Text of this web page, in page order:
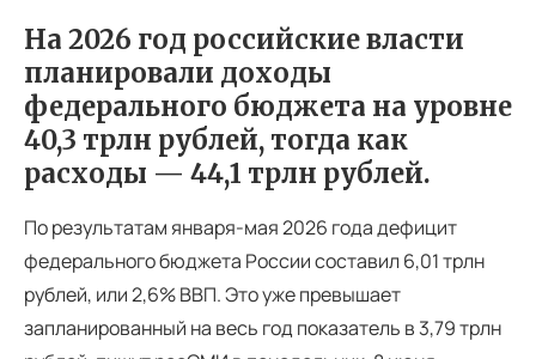
На 2026 год российские власти
планировали доходы
федерального бюджета на уровне
40,3 трлн рублей, тогда как
расходы — 44,1 трлн рублей.
По результатам января-мая 2026 года дефицит
федерального бюджета России составил 6,01 трлн
рублей, или 2,6% ВВП. Это уже превышает
запланированный на весь год показатель в 3,79 трлн